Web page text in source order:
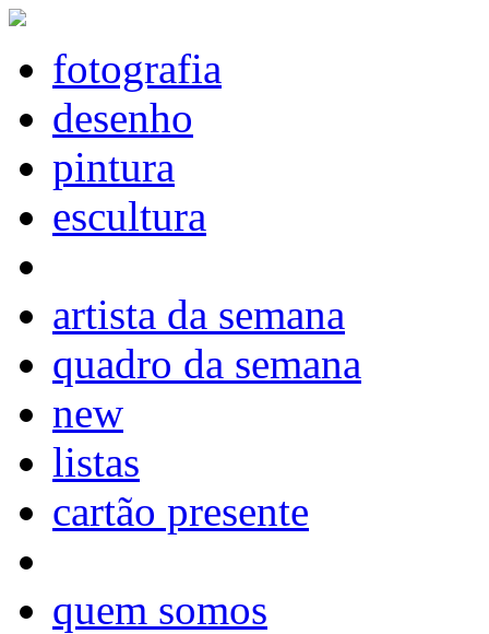
fotografia
desenho
pintura
escultura
artista da semana
quadro da semana
new
listas
cartão presente
quem somos